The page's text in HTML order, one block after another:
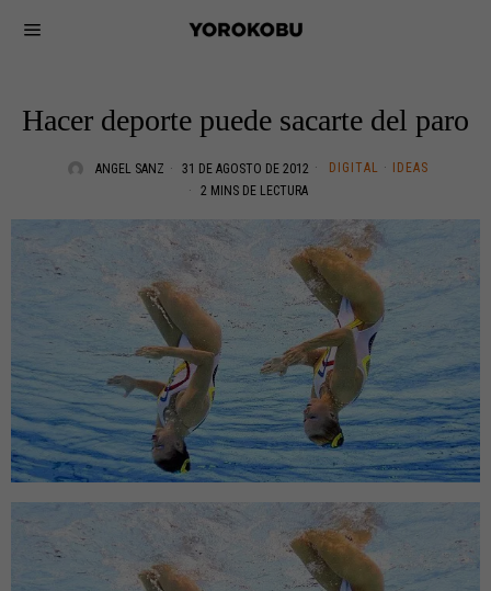
Hacer deporte puede sacarte del paro
ANGEL SANZ 31 DE AGOSTO DE 2012 DIGITAL ·
IDEAS
2 MINS DE LECTURA